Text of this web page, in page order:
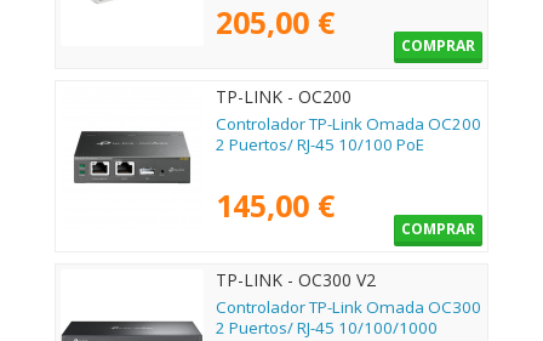
205,00 €
COMPRAR
TP-LINK - OC200
Controlador TP-Link Omada OC200
2 Puertos/ RJ-45 10/100 PoE
145,00 €
COMPRAR
TP-LINK - OC300 V2
Controlador TP-Link Omada OC300
2 Puertos/ RJ-45 10/100/1000